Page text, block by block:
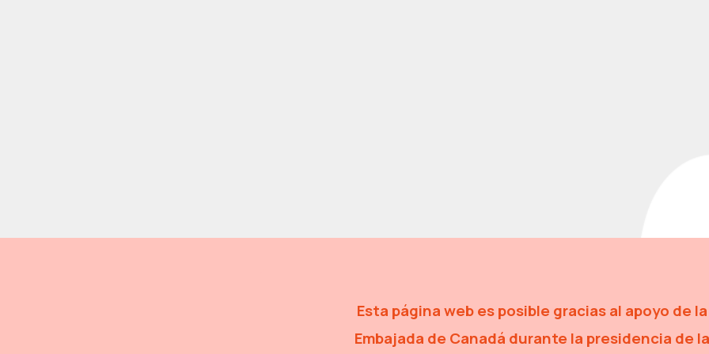
Esta página web es posible gracias al apoyo de la
Embajada de Canadá durante la presidencia de la